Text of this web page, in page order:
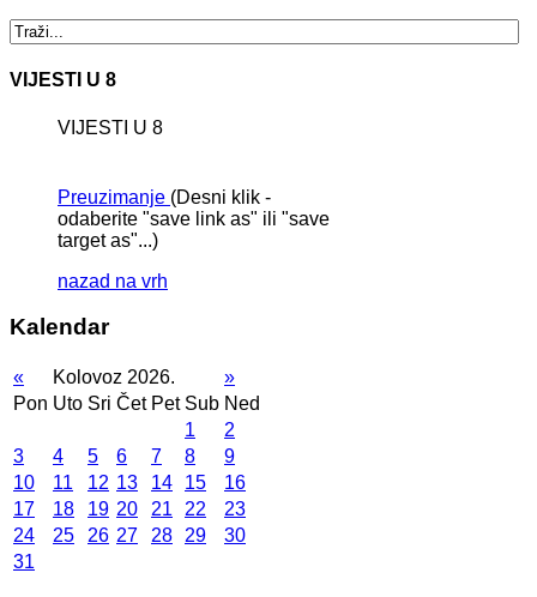
VIJESTI U 8
VIJESTI U 8
Preuzimanje (Desni klik -
odaberite "save link as" ili "save
target as"...)
nazad na vrh
Kalendar
« Kolovoz 2026.
»
Pon Uto Sri Čet Pet Sub Ned
1
2
3
4 5 6 7 8
9
10
11 12 13 14 15
16
17
18 19 20 21 22
23
24
25 26 27 28 29
30
31